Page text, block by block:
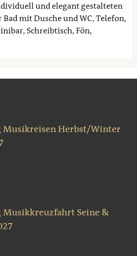
und elegant gestalteten
mit Dusche und WC, Telefon,
Schreibtisch, Fön,
Musikreisen Herbst/Winter
Musikkreuzfahrt Seine &